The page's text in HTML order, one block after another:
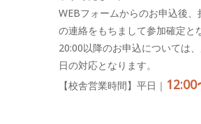
WEBフォームからのお申込後、
の連絡をもちまして参加確定と
20:00以降のお申込については
日の対応となります。
【校舎営業時間】平日｜